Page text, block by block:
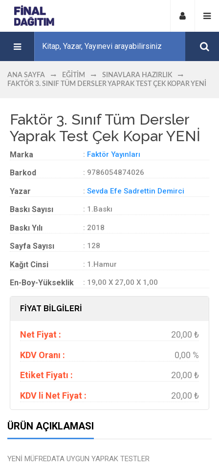
ANA SAYFA EĞITIM
SINAVLARA HAZIRLIK
FAKTÖR 3. SINIF TÜM DERSLER YAPRAK TEST ÇEK KOPAR YENİ
Faktör 3. Sınıf Tüm Dersler
Yaprak Test Çek Kopar YENİ
Marka : Faktör Yayınları
Barkod : 9786054874026
Yazar : Sevda Efe Sadrettin Demirci
Baskı Sayısı : 1.Baskı
Baskı Yılı : 2018
Sayfa Sayısı : 128
Kağıt Cinsi : 1.Hamur
En-Boy-Yükseklik : 19,00 X 27,00 X 1,00
FİYAT BİLGİLERİ
Net Fiyat :
20,00 ₺
KDV Oranı :
0,00 %
Etiket Fiyatı :
20,00 ₺
KDV li Net Fiyat :
20,00 ₺
ÜRÜN AÇIKLAMASI
YENİ MÜFREDATA UYGUN YAPRAK TESTLER